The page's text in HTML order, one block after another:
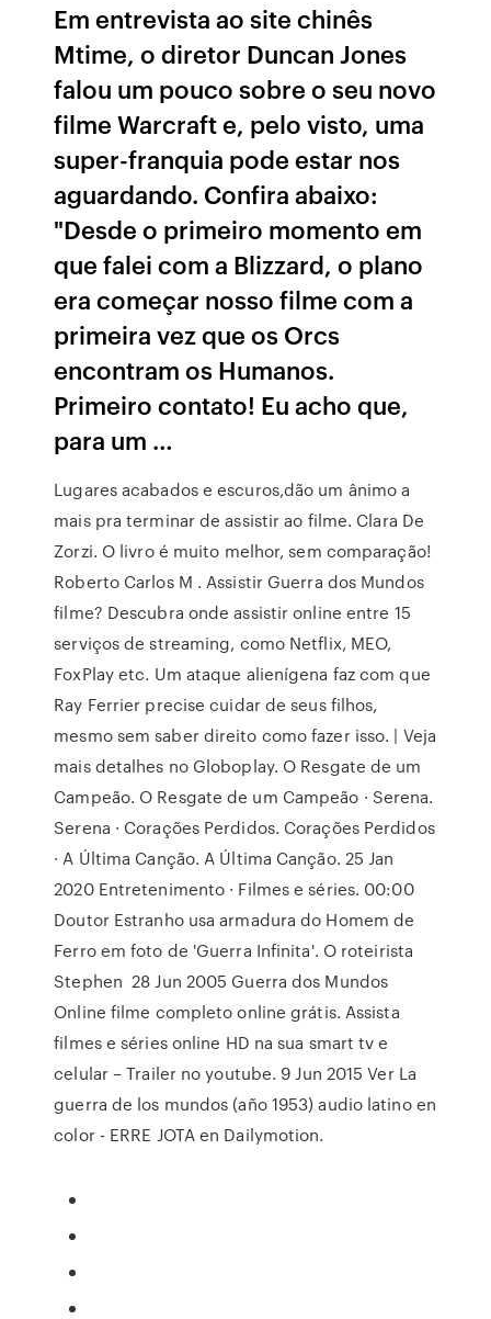
Em entrevista ao site chinês
Mtime, o diretor Duncan Jones
falou um pouco sobre o seu novo
filme Warcraft e, pelo visto, uma
super-franquia pode estar nos
aguardando. Confira abaixo:
"Desde o primeiro momento em
que falei com a Blizzard, o plano
era começar nosso filme com a
primeira vez que os Orcs
encontram os Humanos.
Primeiro contato! Eu acho que,
para um …
Lugares acabados e escuros,dão um ânimo a
mais pra terminar de assistir ao filme. Clara De
Zorzi. O livro é muito melhor, sem comparação!
Roberto Carlos M . Assistir Guerra dos Mundos
filme? Descubra onde assistir online entre 15
serviços de streaming, como Netflix, MEO,
FoxPlay etc. Um ataque alienígena faz com que
Ray Ferrier precise cuidar de seus filhos,
mesmo sem saber direito como fazer isso. | Veja
mais detalhes no Globoplay. O Resgate de um
Campeão. O Resgate de um Campeão · Serena.
Serena · Corações Perdidos. Corações Perdidos
· A Última Canção. A Última Canção. 25 Jan
2020 Entretenimento · Filmes e séries. 00:00
Doutor Estranho usa armadura do Homem de
Ferro em foto de 'Guerra Infinita'. O roteirista
Stephen 28 Jun 2005 Guerra dos Mundos
Online filme completo online grátis. Assista
filmes e séries online HD na sua smart tv e
celular – Trailer no youtube. 9 Jun 2015 Ver La
guerra de los mundos (año 1953) audio latino en
color - ERRE JOTA en Dailymotion.